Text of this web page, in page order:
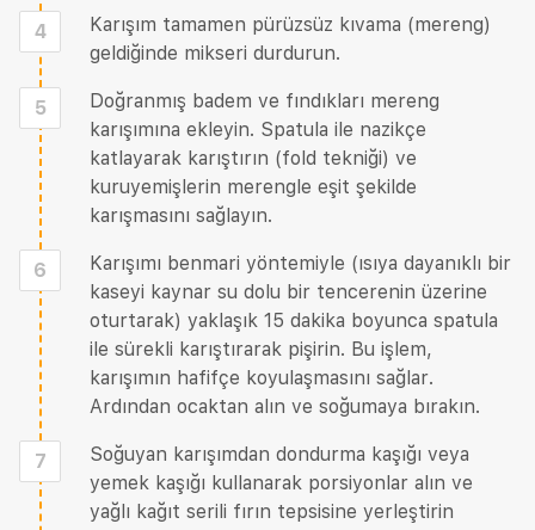
4
Karışım tamamen pürüzsüz kıvama (mereng)
geldiğinde mikseri durdurun.
5
Doğranmış badem ve fındıkları mereng
karışımına ekleyin. Spatula ile nazikçe
katlayarak karıştırın (fold tekniği) ve
kuruyemişlerin merengle eşit şekilde
karışmasını sağlayın.
6
Karışımı benmari yöntemiyle (ısıya dayanıklı bir
kaseyi kaynar su dolu bir tencerenin üzerine
oturtarak) yaklaşık 15 dakika boyunca spatula
ile sürekli karıştırarak pişirin. Bu işlem,
karışımın hafifçe koyulaşmasını sağlar.
Ardından ocaktan alın ve soğumaya bırakın.
7
Soğuyan karışımdan dondurma kaşığı veya
yemek kaşığı kullanarak porsiyonlar alın ve
yağlı kağıt serili fırın tepsisine yerleştirin